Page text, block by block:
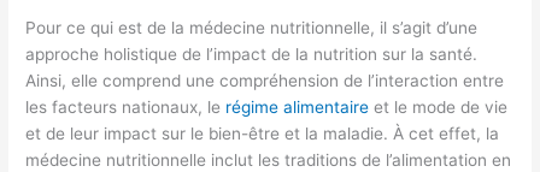
Pour ce qui est de la médecine nutritionnelle, il s’agit d’une
approche holistique de l’impact de la nutrition sur la santé.
Ainsi, elle comprend une compréhension de l’interaction entre
les facteurs nationaux, le régime alimentaire et le mode de vie
et de leur impact sur le bien-être et la maladie. À cet effet, la
médecine nutritionnelle inclut les traditions de l’alimentation en